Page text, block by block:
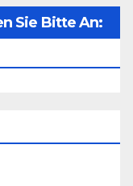
Sie Bitte An: